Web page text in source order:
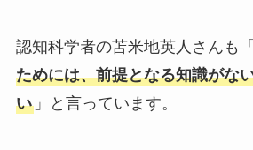
認知科学者の苫米地英人さんも「
ためには、前提となる知識がな
い」と言っています。